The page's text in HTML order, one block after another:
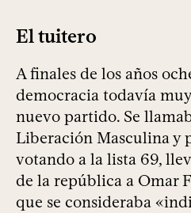
El tuitero
A finales de los años
democracia todavía
nuevo partido. Se
Liberación Masculina y
votando a la lista 69,
de la república a Omar
que se consideraba